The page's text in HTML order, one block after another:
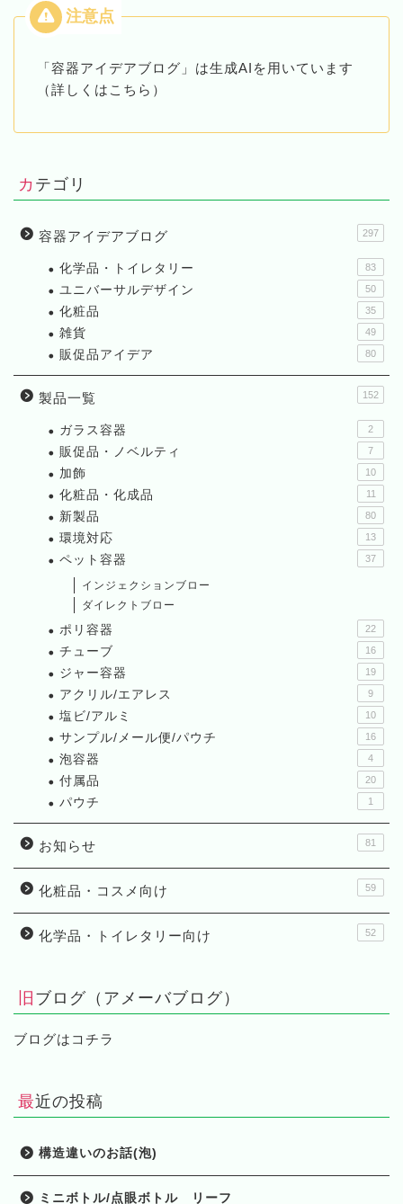
「容器アイデアブログ」は生成AIを用いています
（詳しくはこちら）
カテゴリ
容器アイデアブログ 297
化学品・トイレタリー 83
ユニバーサルデザイン 50
化粧品 35
雑貨 49
販促品アイデア 80
製品一覧 152
ガラス容器 2
販促品・ノベルティ 7
加飾 10
化粧品・化成品 11
新製品 80
環境対応 13
ペット容器 37
インジェクションブロー
ダイレクトブロー
ポリ容器 22
チューブ 16
ジャー容器 19
アクリル/エアレス 9
塩ビ/アルミ 10
サンプル/メール便/パウチ 16
泡容器 4
付属品 20
パウチ 1
お知らせ 81
化粧品・コスメ向け 59
化学品・トイレタリー向け 52
旧ブログ（アメーバブログ）
ブログはコチラ
最近の投稿
構造違いのお話(泡)
ミニボトル/点眼ボトル リーフ